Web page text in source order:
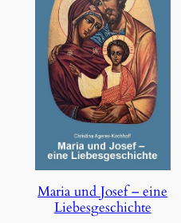
Maria und Josef – eine
Liebesgeschichte